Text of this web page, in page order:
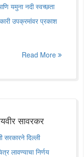
यमुना नदी स्वच्छता
उपक्रमांवर प्रकाश
Read More
सावरकर
सरकारने दिल्ली
लावण्याचा निर्णय